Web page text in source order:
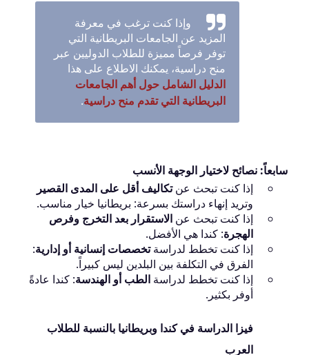
وإذا كنت ترغب في معرفة
المزيد عن الجامعات البريطانية التي
توفر فرصاً مميزة للطلاب الدوليين عبر
منح دراسية، يمكنك الاطلاع على هذا
الدليل الشامل حول أهم الجامعات
البريطانية التي تقدم منح دراسية.
سابعاً: نصائح لاختيار الوجهة الأنسب
إذا كنت تبحث عنتكاليف أقل على المدى القصير
وتريد إنهاء دراستك بسرعة: بريطانيا خيار مناسب.
إذا كنت تبحث عن الاستقرار بعد التخرج وفرص
الهجرة: كندا هي الأفضل.
إذا كنت تخطط لدراسةتخصصات إنسانية أو إدارية:
الفرق في التكلفة بين البلدين ليس كبيراً.
إذا كنت تخطط لدراسة الطب أو الهندسة: كندا عادةً
أوفر بكثير.
فيزا الدراسة في كندا وبريطانيا بالنسبة للطلاب
العرب